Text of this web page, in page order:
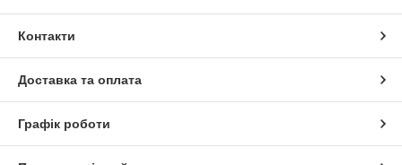
Контакти
Доставка та оплата
Графік роботи